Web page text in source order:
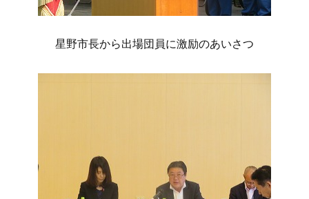
星野市長から出場団員に激励のあいさつ